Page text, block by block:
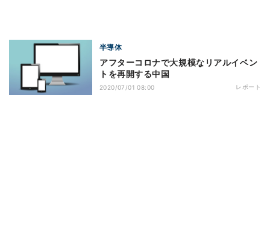
半導体
アフターコロナで大規模なリアルイベン
トを再開する中国
2020/07/01 08:00 レポート